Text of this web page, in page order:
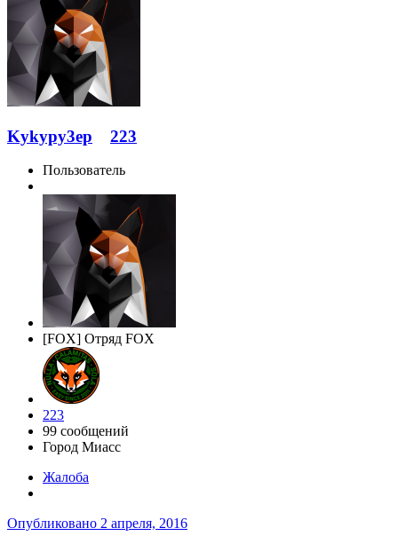
Kykypy3ep 223
Пользователь
[FOX] Отряд FOX
223
99 сообщений
Город Миасс
Жалоба
Опубликовано 2 апреля, 2016